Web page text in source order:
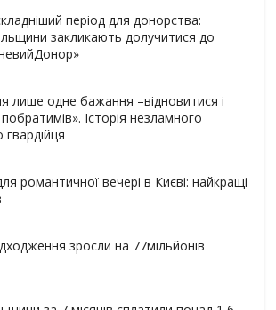
період для донорства:
закликають долучитися до
лише одне бажання –відновитися і
Історія незламного
гвардійця
романтичної вечері в Києві: найкращі
зросли на 77мільйонів